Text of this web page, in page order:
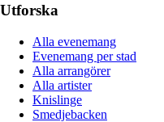
Utforska
Alla evenemang
Evenemang per stad
Alla arrangörer
Alla artister
Knislinge
Smedjebacken